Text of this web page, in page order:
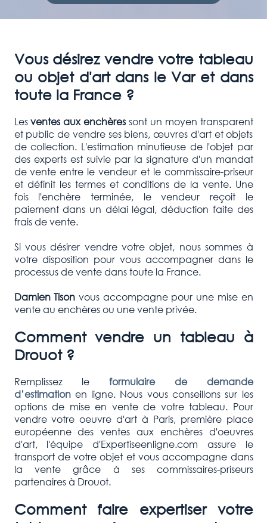
Vous désirez vendre votre tableau
ou objet d'art dans leVar et dans
toute la France ?
Lesventes aux enchères sont un moyen transparent
et public de vendre ses biens, œuvres d'art et objets
de collection. L'estimation minutieuse de l'objet par
des experts est suivie par la signature d'un mandat
de vente entre le vendeur et le commissaire-priseur
et définit les termes et conditions de la vente. Une
fois l'enchère terminée, le vendeur reçoit le
paiement dans un délai légal, déduction faite des
frais de vente.
Si vous désirer vendre votre objet, nous sommes à
votre disposition pour vous accompagner dans le
processus de vente dans toute la France.
Damien Tison vous accompagne pour une mise en
vente au enchères ou une vente privée.
Comment vendre un tableau à
Drouot ?
Remplissez le formulaire de demande
d’estimation en ligne. Nous vous conseillons sur les
options de mise en vente de votre tableau. Pour
vendre votre oeuvre d'art à Paris, première place
européenne des ventes aux enchères d'oeuvres
d'art, l'équipe d'Expertiseenligne.com assure le
transport de votre objet et vous accompagne dans
la vente grâce à ses commissaires-priseurs
partenaires à Drouot.
Comment faire expertiser votre